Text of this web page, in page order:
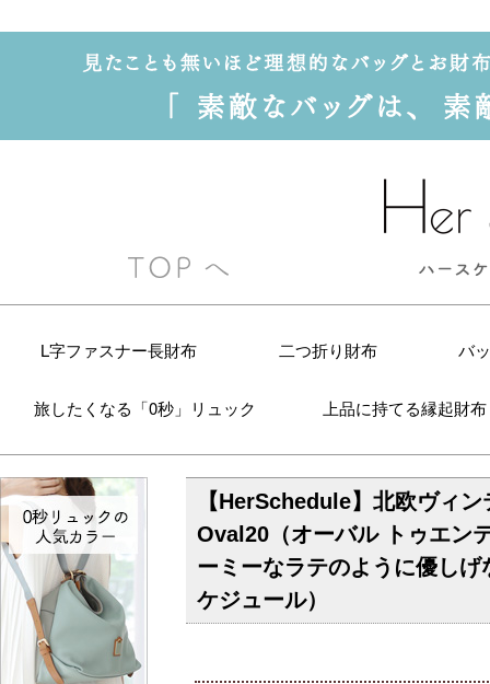
L字ファスナー長財布 二つ折り財布 バ
旅したくなる「0秒」リュック 上品に持てる縁起財布
【HerSchedule】北欧ヴィ
Oval20（オーバル トゥエン
ーミーなラテのように優し
ケジュール）